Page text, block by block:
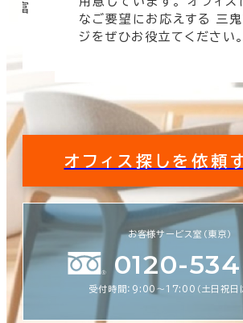
豊富
なご要望にお応えする 三
ジをぜひお役立てください。
オフィス探しを依頼
お客様サービス室（東京）
0120-
受付時間：9:00〜17:00（土日祝日